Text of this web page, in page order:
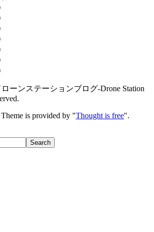
ローンステーションブログ-Drone Station
is provided by "Thought is free".